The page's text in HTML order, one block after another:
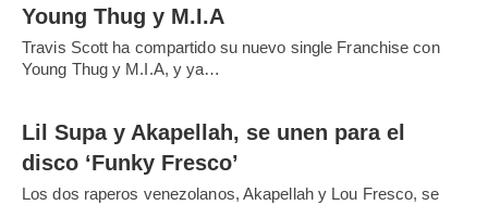
Young Thug y M.I.A
Travis Scott ha compartido su nuevo single Franchise con
Young Thug y M.I.A, y ya…
Lil Supa y Akapellah, se unen para el
disco ‘Funky Fresco’
Los dos raperos venezolanos, Akapellah y Lou Fresco, se